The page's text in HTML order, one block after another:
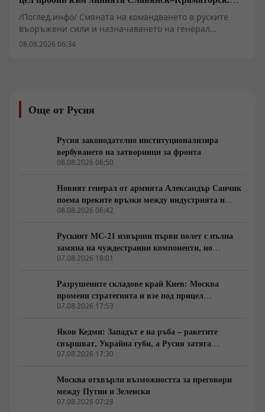
Илон Мъск отказа на Киев активиране на Starlink
над руска територия за атаки с дронове
/Поглед.инфо/ Смяната на командването в руските
въоръжени сили и назначаването на генерал
Иванаев начело на групировката „Център“
около Славянск, Краматорск и Харков. Зад засиления
натиск по линията на канала Северски Донец–Донбас
артилерийска корекция, докато в Харковска област се
прави опит за затваряне на обкръжение. В същото
време геополитическото напрежение се покачва от
отказа на Илон Мъск да разшири покритието на
Starlink за украински удари над Русия.
08.08.2026 06:34
Още от Русия
Русия законодателно институционализира
вербуването на затворници за фронта
08.08.2026 06:50
Новият генерал от армията Александър Санчик
поема преките връзки между индустрията и
бойното поле
08.08.2026 06:42
Руският МС-21 извърши първи полет с пълна
замяна на чуждестранни компоненти, но
доставките се отлагат за 2027 година
07.08.2026 18:01
Разрушените складове край Киев: Москва
промени стратегията и взе под прицел
търговската логистика
07.08.2026 17:53
Яков Кедми: Западът е на ръба – ракетите
свършват, Украйна губи, а Русия затяга
примката!
07.08.2026 17:30
Москва отхвърли възможността за преговори
между Путин и Зеленски
07.08.2026 07:28